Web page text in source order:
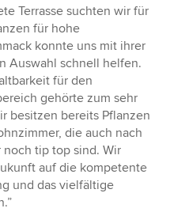
Terrasse suchten wir für
für hohe
konnte uns mit ihrer
Auswahl schnell helfen.
für den
gehörte zum sehr
besitzen bereits Pflanzen
die auch nach
tip top sind. Wir
auf die kompetente
und das vielfältige